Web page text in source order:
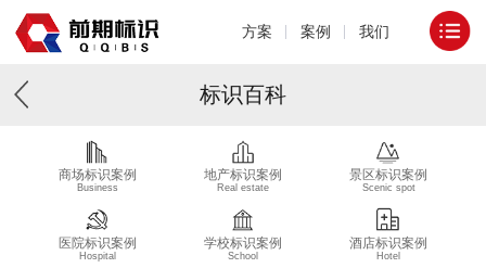
方案 案例 我们
标识百科
商场标识案例
Business
地产标识案例
Real estate
景区标识案例
Scenic spot
医院标识案例
Hospital
学校标识案例
School
酒店标识案例
Hotel